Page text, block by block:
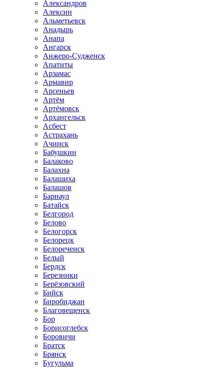
Александров
Алексин
Альметьевск
Анадырь
Анапа
Ангарск
Анжеро-Судженск
Апатиты
Арзамас
Армавир
Арсеньев
Артём
Артёмовск
Архангельск
Асбест
Астрахань
Ачинск
Бабушкин
Балаково
Балахна
Балашиха
Балашов
Барнаул
Батайск
Белгород
Белово
Белогорск
Белорецк
Белореченск
Белый
Бердск
Березники
Берёзовский
Бийск
Биробиджан
Благовещенск
Бор
Борисоглебск
Боровичи
Братск
Брянск
Бугульма